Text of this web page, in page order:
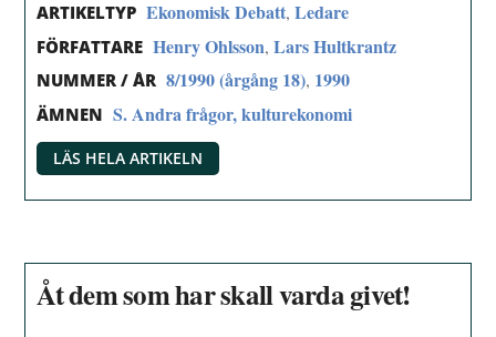
ARTIKELTYP Ekonomisk Debatt,Ledare
FÖRFATTARE Henry Ohlsson,Lars Hultkrantz
NUMMER / ÅR 8/1990 (årgång 18), 1990
ÄMNEN S. Andra frågor, kulturekonomi
LÄS HELA ARTIKELN
Åt dem som har skall varda givet!